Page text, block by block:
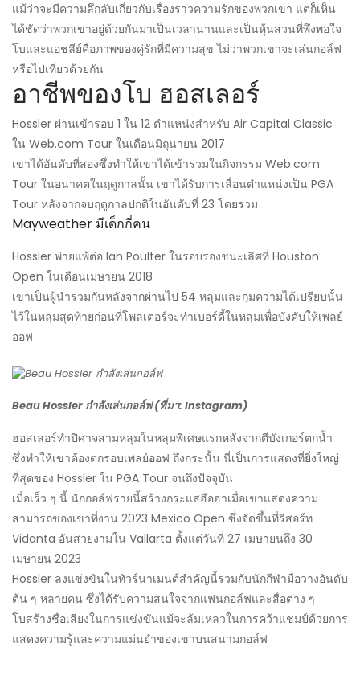
แม้ว่าจะมีความลึกลับเกี่ยวกับเรื่องราวความรักของพวกเขา แต่ก็เห็น
ได้ชัดว่าพวกเขาอยู่ด้วยกันมาเป็นเวลานานและเป็นหุ้นส่วนที่พึงพอใจ
โบและแอชลีย์คือภาพของคู่รักที่มีความสุข ไม่ว่าพวกเขาจะเล่นกอล์ฟ
หรือไปเที่ยวด้วยกัน
อาชีพของโบ ฮอสเลอร์
Hossler ผ่านเข้ารอบ 1 ใน 12 ตำแหน่งสำหรับ Air Capital Classic
ใน Web.com Tour ในเดือนมิถุนายน 2017
เขาได้อันดับที่สองซึ่งทำให้เขาได้เข้าร่วมในกิจกรรม Web.com
Tour ในอนาคตในฤดูกาลนั้น เขาได้รับการเลื่อนตำแหน่งเป็น PGA
Tour หลังจากจบฤดูกาลปกติในอันดับที่ 23 โดยรวม
Mayweather มีเด็กกี่คน
Hossler พ่ายแพ้ต่อ Ian Poulter ในรอบรองชนะเลิศที่ Houston
Open ในเดือนเมษายน 2018
เขาเป็นผู้นำร่วมกันหลังจากผ่านไป 54 หลุมและกุมความได้เปรียบนั้น
ไว้ในหลุมสุดท้ายก่อนที่โพลเตอร์จะทำเบอร์ดี้ในหลุมเพื่อบังคับให้เพลย์
ออฟ
Beau Hossler กำลังเล่นกอล์ฟ (ที่มา: Instagram)
ฮอสเลอร์ทำปิศาจสามหลุมในหลุมพิเศษแรกหลังจากตีบังเกอร์ตกน้ำ
ซึ่งทำให้เขาต้องตกรอบเพลย์ออฟ ถึงกระนั้น นี่เป็นการแสดงที่ยิ่งใหญ่
ที่สุดของ Hossler ใน PGA Tour จนถึงปัจจุบัน
เมื่อเร็ว ๆ นี้ นักกอล์ฟรายนี้สร้างกระแสฮือฮาเมื่อเขาแสดงความ
สามารถของเขาที่งาน 2023 Mexico Open ซึ่งจัดขึ้นที่รีสอร์ท
Vidanta อันสวยงามใน Vallarta ตั้งแต่วันที่ 27 เมษายนถึง 30
เมษายน 2023
Hossler ลงแข่งขันในทัวร์นาเมนต์สำคัญนี้ร่วมกับนักกีฬามือวางอันดับ
ต้น ๆ หลายคน ซึ่งได้รับความสนใจจากแฟนกอล์ฟและสื่อต่าง ๆ
โบสร้างชื่อเสียงในการแข่งขันแม้จะล้มเหลวในการคว้าแชมป์ด้วยการ
แสดงความรู้และความแม่นยำของเขาบนสนามกอล์ฟ